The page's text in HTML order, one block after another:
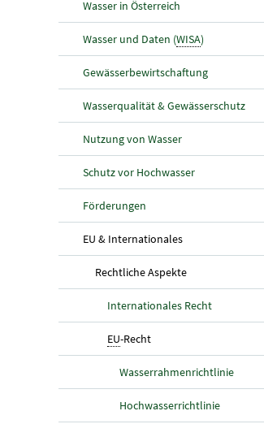
Wasser in Österreich
Wasser und Daten (WISA)
Gewässerbewirtschaftung
Wasserqualität & Gewässerschutz
Nutzung von Wasser
Schutz vor Hochwasser
Förderungen
EU & Internationales(aktuelle Seite)
Rechtliche Aspekte(aktuelle Seite)
Internationales Recht
EU-Recht(aktuelle Seite)
Wasserrahmenrichtlinie
Hochwasserrichtlinie